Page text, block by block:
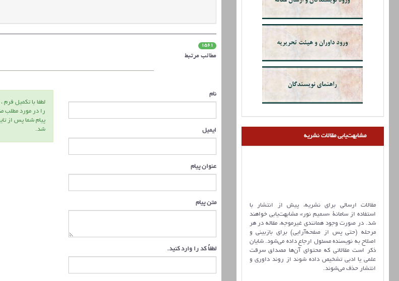
مشابهت‌یابی مقالات نشریه
مقالات ارسالی برای نشریه، پیش از انتشار با
استفاده از سامانۀ «سمیم نور» مشابهت‌یابی خواهند
شد. در صورت وجود همانندی غیرموجه، مقاله در هر
مرحله (حتی پس از صفحه‌آرایی) برای بازبینی و
اصلاح به نویسنده مسئول ارجاع داده می‌شود. شایان
ذکر است مقالاتی که محتوای آن‌ها مصداق سرقت
علمی یا ادبی تشخیص داده شوند از روند داوری و
انتشار حذف می‌شوند.
1561
مطالب مرتبط
لطفا با تكميل فرم
را در مورد مطلب
پيام شما پس از
شد.
نام
ایمیل
عنوان پیام
متن پیام
لطفاً کد را وارد کنید.